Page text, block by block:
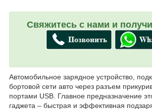
Свяжитесь с нами и
Автомобильное зарядное устройство,
бортовой сети авто через разъем
портами USB. Главное предназначение
гаджета – быстрая и эффективная